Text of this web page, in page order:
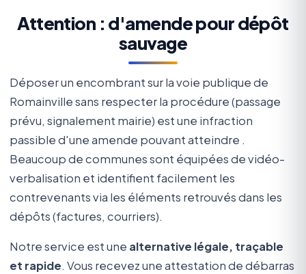
Attention : d'amende pour dépôt
sauvage
Déposer un encombrant sur la voie publique de
Romainville sans respecter la procédure (passage
prévu, signalement mairie) est une infraction
passible d'une amende pouvant atteindre .
Beaucoup de communes sont équipées de vidéo-
verbalisation et identifient facilement les
contrevenants via les éléments retrouvés dans les
dépôts (factures, courriers).
Notre service est une alternative légale, traçable
et rapide. Vous recevez une attestation de débarras